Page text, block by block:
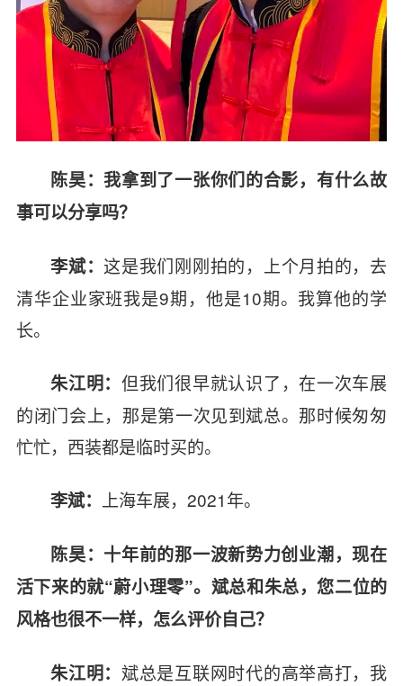
陈昊：我拿到了一张你们的合影，有什么故
事可以分享吗？
李斌： 这是我们刚刚拍的，上个月拍的，去
清华企业家班我是9期，他是10期。我算他的学
长。
朱江明：但我们很早就认识了，在一次车展
的闭门会上，那是第一次见到斌总。那时候匆匆
忙忙，西装都是临时买的。
李斌： 上海车展，2021年。
陈昊：十年前的那一波新势力创业潮，现在
活下来的就“蔚小理零”。斌总和朱总，您二位的
风格也很不一样，怎么评价自己？
朱江明：斌总是互联网时代的高举高打，我